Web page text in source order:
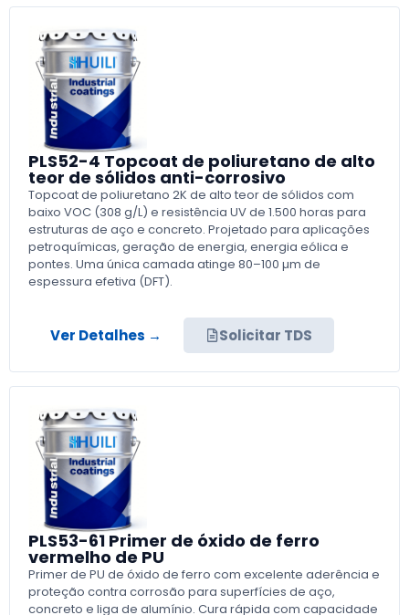
PLS52-4 Topcoat de poliuretano de alto
teor de sólidos anti-corrosivo
Topcoat de poliuretano 2K de alto teor de sólidos com
baixo VOC (308 g/L) e resistência UV de 1.500 horas para
estruturas de aço e concreto. Projetado para aplicações
petroquímicas, geração de energia, energia eólica e
pontes. Uma única camada atinge 80–100 µm de
espessura efetiva (DFT).
Ver Detalhes → Solicitar TDS
PLS53-61 Primer de óxido de ferro
vermelho de PU
Primer de PU de óxido de ferro com excelente aderência e
proteção contra corrosão para superfícies de aço,
concreto e liga de alumínio. Cura rápida com capacidade